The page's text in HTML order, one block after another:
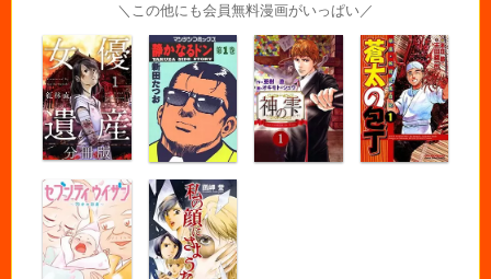
＼この他にも会員無料漫画がいっぱい／